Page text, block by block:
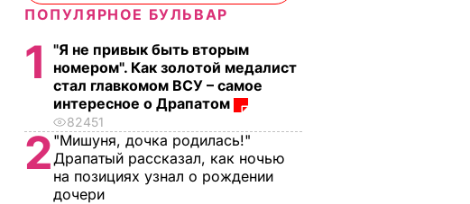
ПОПУЛЯРНОЕ БУЛЬВАР
1
"Я не привык быть вторым
номером". Как золотой медалист
стал главкомом ВСУ – самое
интересное о Драпатом
82451
2 "Мишуня, дочка родилась!"
Драпатый рассказал, как ночью
на позициях узнал о рождении
дочери